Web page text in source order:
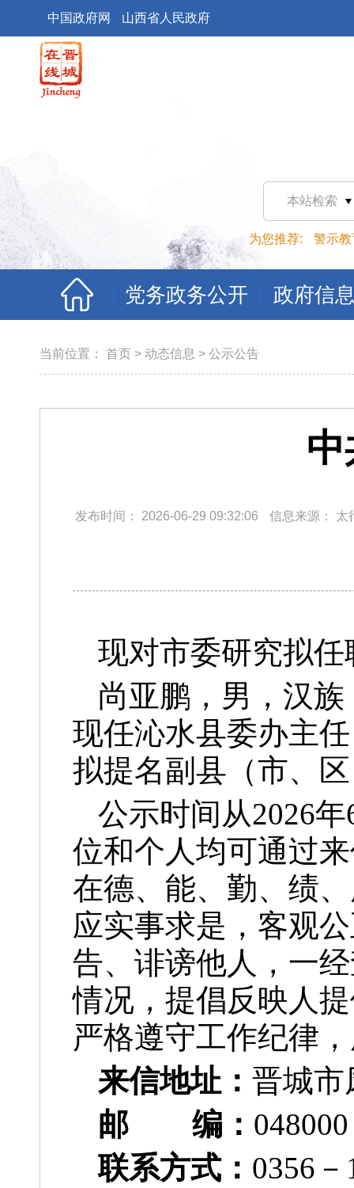
中国政府网 山西省人民政府
本站检索
为您推荐: 警示教
党务政务公开 政府信
当前位置： 首页 > 动态信息 > 公示公告
发布时间： 2026-06-29 09:32:06 信息来源： 太
现对市委研究拟
尚亚鹏，男，汉
现任沁水县委办主
拟提名副县（市、
公示时间从2026
位和个人均可通过
在德、能、勤、绩
应实事求是，客观
告、诽谤他人，一
情况，提倡反映人
严格遵守工作纪律
来信地址： 晋城市
邮 编： 048000
联系方式： 0356